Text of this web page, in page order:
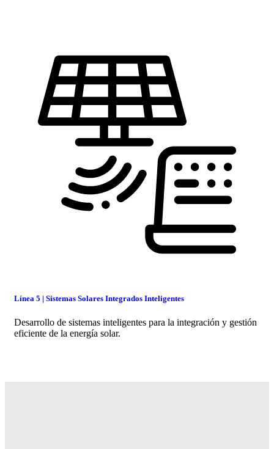
Línea 5 | Sistemas Solares Integrados Inteligentes
Desarrollo de sistemas inteligentes para la integración y gestión
eficiente de la energía solar.